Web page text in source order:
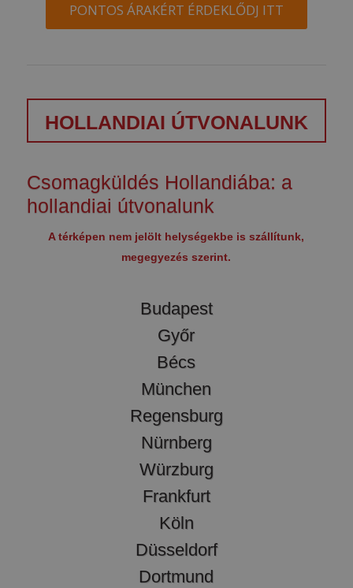
PONTOS ÁRAKÉRT ÉRDEKLŐDJ ITT
HOLLANDIAI ÚTVONALUNK
Csomagküldés Hollandiába: a
hollandiai útvonalunk
A térképen nem jelölt helységekbe is szállítunk,
megegyezés szerint.
Budapest
Győr
Bécs
München
Regensburg
Nürnberg
Würzburg
Frankfurt
Köln
Düsseldorf
Dortmund